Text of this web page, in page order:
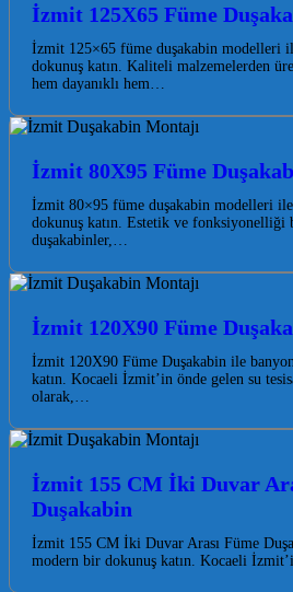
İzmit 125X65 Füme
İzmit 125×65 füme duşakabin modelleri
dokunuş katın. Kaliteli malzemelerden
hem dayanıklı hem…
İzmit 80X95 Füme
İzmit 80×95 füme duşakabin modelleri
dokunuş katın. Estetik ve fonksiyonelliği
duşakabinler,…
İzmit 120X90 Füme
İzmit 120X90 Füme Duşakabin ile
katın. Kocaeli İzmit’in önde gelen su
olarak,…
İzmit 155 CM İki Duvar
Duşakabin
İzmit 155 CM İki Duvar Arası Füme
modern bir dokunuş katın. Kocaeli